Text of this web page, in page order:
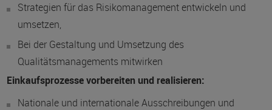
Strategien für das Risikomanagement entwickeln und
umsetzen,
Bei der Gestaltung und Umsetzung des
Qualitätsmanagements mitwirken
Einkaufsprozesse vorbereiten und realisieren:
Nationale und internationale Ausschreibungen und